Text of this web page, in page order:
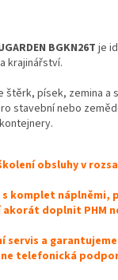
BGKN26T je
krajinářství.
štěrk, písek, zemina a
stavební nebo
obsluhy v
komplet náplněmi,
doplnit PHM
servis a
telefonická